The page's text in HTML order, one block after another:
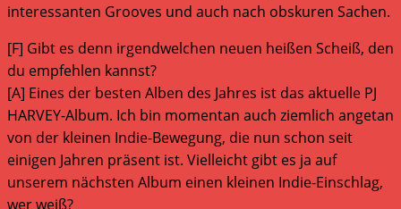
interessanten Grooves und auch nach obskuren Sachen.
[F] Gibt es denn irgendwelchen neuen heißen Scheiß, den
du empfehlen kannst?
[A] Eines der besten Alben des Jahres ist das aktuelle PJ
HARVEY-Album. Ich bin momentan auch ziemlich angetan
von der kleinen Indie-Bewegung, die nun schon seit
einigen Jahren präsent ist. Vielleicht gibt es ja auf
unserem nächsten Album einen kleinen Indie-Einschlag,
wer weiß?